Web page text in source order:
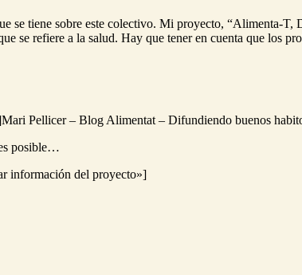
se tiene sobre este colectivo. Mi proyecto, “Alimenta-T,
se refiere a la salud. Hay que tener en cuenta que los
Pellicer – Blog Alimentat – Difundiendo buenos
posible…
información del proyecto»]